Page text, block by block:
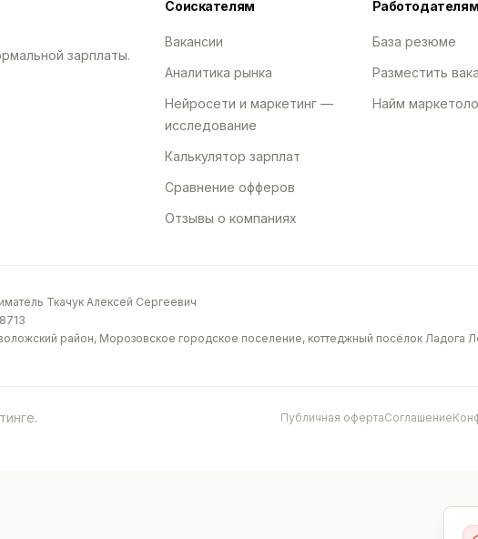
зарплаты.
Соискателям
Вакансии
Аналитика рынка
Нейросети и маркетинг —
исследование
Калькулятор зарплат
Сравнение офферов
Отзывы о компаниях
Работодателям
База резюме
Разместить
Найм
Ткачук Алексей Сергеевич
район, Морозовское городское поселение, коттеджный посёлок Ладога
Публичная офертаСоглашение